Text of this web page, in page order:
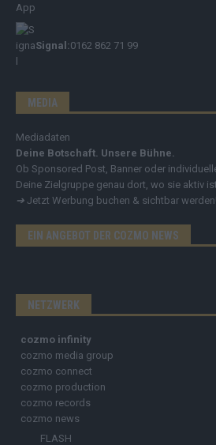
Signal:0162 862 71 99
MEDIA
Mediadaten
Deine Botschaft. Unsere Bühne.
Ob Sponsored Post, Banner oder
Deine Zielgruppe genau dort, wo sie aktiv ist.
➔ Jetzt Werbung buchen & sichtbar werden!
EIN ANGEBOT DER COZMO NEWS
NETZWERK
cozmo infinity
cozmo media group
cozmo connect
cozmo production
cozmo records
cozmo news
FLASH